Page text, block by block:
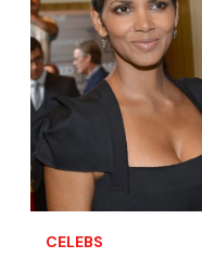
CELEBS